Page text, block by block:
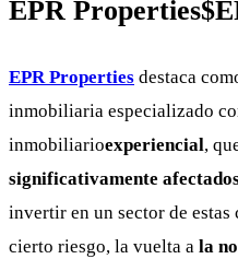
EPR Properties
EPR Properties destaca
inmobiliaria especializado
inmobiliarioexperiencial,
significativamente
invertir en un sector de
cierto riesgo, la vuelta a la